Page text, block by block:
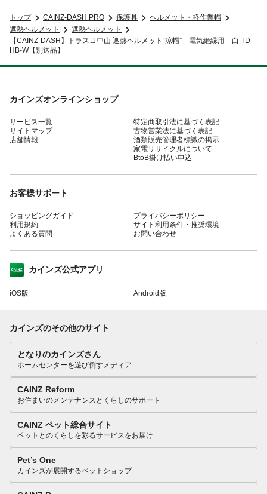
トップ CAINZ-DASH PRO 保護具
ヘルメット・軽作業帽
遮熱ヘルメット
遮熱ヘルメット
【CAINZ-DASH】トラスコ中山 遮熱ヘルメット“涼帽” 電気絶縁用 白 TD-
HB-W【別送品】
カインズオンラインショップ
サービス一覧
サイトマップ
店舗情報
特定商取引法に基づく表記
古物営業法に基づく表記
酒類販売管理者標識の掲示
家電リサイクルについて
BtoB掛け払い申込
お客様サポート
ショッピングガイド
利用規約
よくある質問
プライバシーポリシー
サイト利用条件・推奨環境
お問い合わせ
カインズ公式アプリ
iOS版 Android版
カインズのその他のサイト
となりのカインズさん
ホームセンターを遊び倒すメディア
CAINZ Reform
お住まいのメンテナンスとくらしのサポート
CAINZ ペット総合サイト
ペットとのくらしを彩るサービスをお届け
Pet’s One
カインズが展開するペットショップ